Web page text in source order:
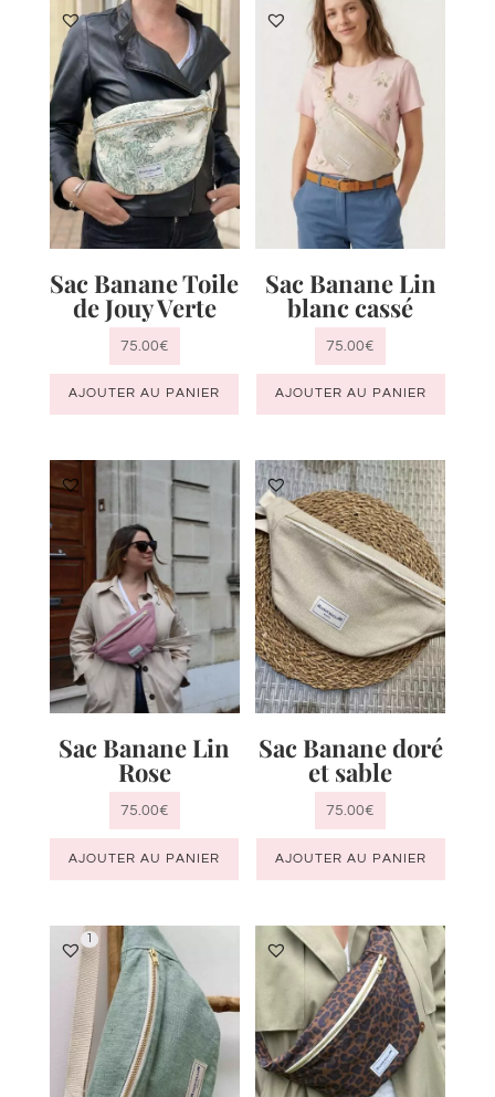
Sac Banane Toile
de Jouy Verte
75.00€
AJOUTER AU PANIER
Sac Banane Lin
blanc cassé
75.00€
AJOUTER AU PANIER
Sac Banane Lin
Rose
75.00€
AJOUTER AU PANIER
Sac Banane doré
et sable
75.00€
AJOUTER AU PANIER